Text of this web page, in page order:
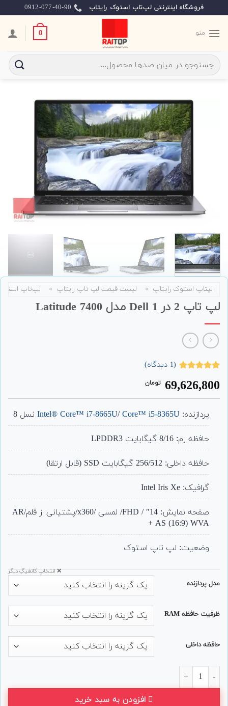
to
content
فروشگاه اینترنتی لپ‌تاپ استوک رایتاپ 0912-077-40-90
منو 0
جستجو
برای:
لپتاپ استوک رایتاپ » لیست قیمت لپ تاپ رایتاپ » لپ‌تاپ
لپ تاپ 2 در 1 Dell مدل Latitude 7400
از 5 امتیاز
مشتری
(
1 دیدگاه)
69,626,800 تومان
پردازنده: Intel® Core™ i7-8665U/Core™ i5-8365U نسل 8
حافظه رم: 8/16 گیگابایت LPDDR3
حافظه داخلی: 256/512 گیگابایت SSD (قابل ارتقا)
گرافیک: Intel Iris Xe
صفحه نمایش: 14″ / FHD/ لمسی /x360/پشتیانی از قلم/AR
+ AS (16:9) WVA
وضعیت: لپ تاپ استوک
مدل پردازنده
ظرفیت حافظه RAM
حافظه داخلی
❌ انتخابِ کانفیگِ دیگر
افزودن به سبد خرید